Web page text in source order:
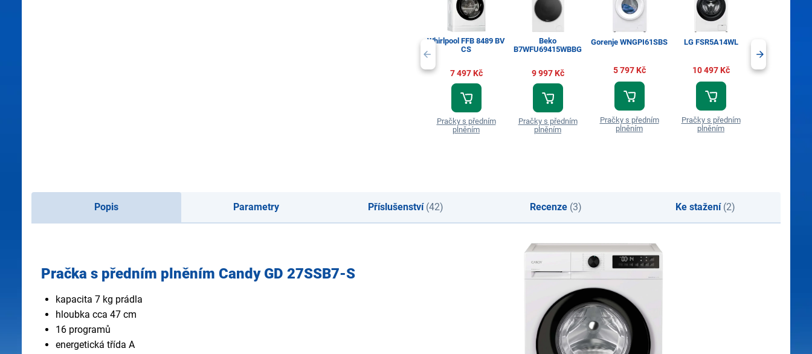
Whirlpool FFB 8489 BV
CS
7 497 Kč
Pračky s předním
plněním
Beko
B7WFU69415WBBG
9 997 Kč
Pračky s předním
plněním
Gorenje WNGPI61SBS
5 797 Kč
Pračky s předním
plněním
LG FSR5A14WL
10 497 Kč
Pračky s předním
plněním
Popis Parametry Příslušenství(42) Recenze(3) Ke stažení(2)
Pračka s předním plněním Candy GD 27SSB7-S
kapacita 7 kg prádla
hloubka cca 47 cm
16 programů
energetická třída A